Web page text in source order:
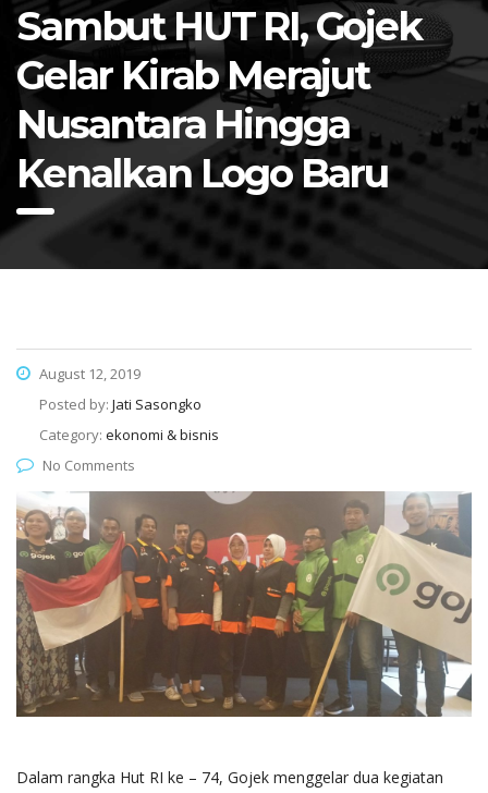
Sambut HUT RI, Gojek
Gelar Kirab Merajut
Nusantara Hingga
Kenalkan Logo Baru
August 12, 2019
Posted by: Jati Sasongko
Category: ekonomi & bisnis
No Comments
Dalam rangka Hut RI ke – 74, Gojek menggelar dua kegiatan